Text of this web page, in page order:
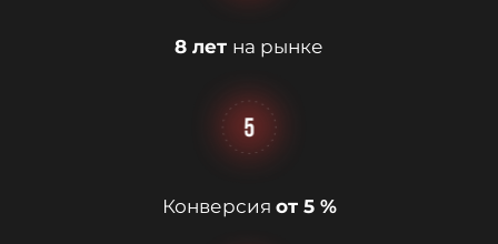
8 лет на рынке
Конверсия от 5 %